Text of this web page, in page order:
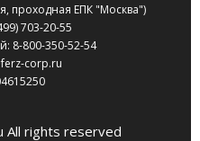
проходная ЕПК "Москва")
703-20-55
8-800-350-52-54
corp.ru
All rights reserved